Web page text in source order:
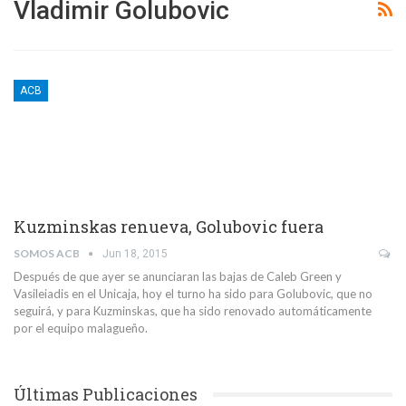
Vladimir Golubovic
ACB
Kuzminskas renueva, Golubovic fuera
SOMOS ACB Jun 18, 2015
Después de que ayer se anunciaran las bajas de Caleb Green y
Vasileiadis en el Unicaja, hoy el turno ha sido para Golubovic, que no
seguirá, y para Kuzminskas, que ha sido renovado automáticamente
por el equipo malagueño.
Últimas Publicaciones